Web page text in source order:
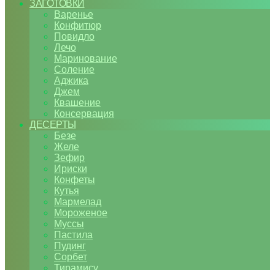
ЗАГОТОВКИ
Варенье
Конфитюр
Повидло
Лечо
Маринование
Соление
Аджика
Джем
Квашение
Консервация
ДЕСЕРТЫ
Безе
Желе
Зефир
Ириски
Конфеты
Кутья
Мармелад
Мороженое
Муссы
Пастила
Пудинг
Сорбет
Тирамису